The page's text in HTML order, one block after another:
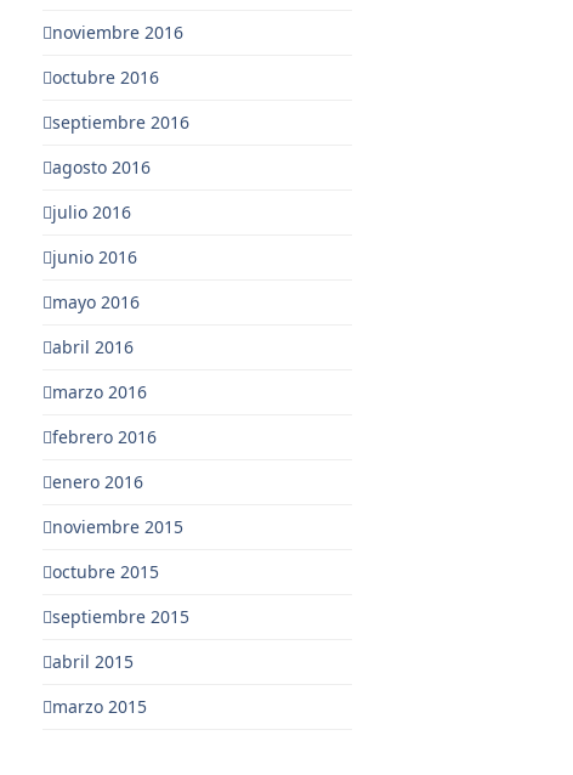
noviembre 2016
octubre 2016
septiembre 2016
agosto 2016
julio 2016
junio 2016
mayo 2016
abril 2016
marzo 2016
febrero 2016
enero 2016
noviembre 2015
octubre 2015
septiembre 2015
abril 2015
marzo 2015